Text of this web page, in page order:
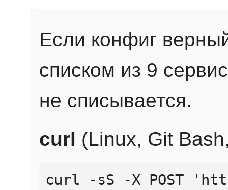
Если конфиг
списком из 9
не списывается.
curl (Linux, Git
curl -sS -X POST